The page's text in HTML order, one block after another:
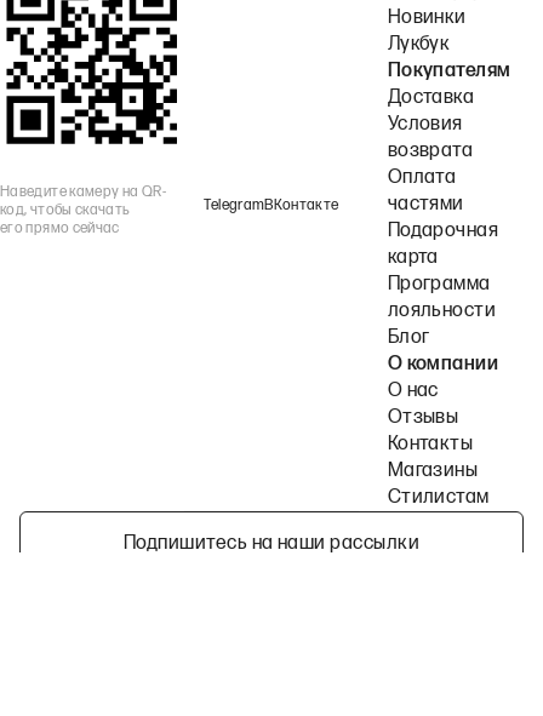
Наведите камеру на QR-
код, чтобы скачать
его прямо сейчас
TelegramВКонтакте
Новинки
Лукбук
Покупателям
Доставка
Условия
возврата
Оплата
частями
Подарочная
карта
Программа
лояльности
Блог
О компании
О нас
Отзывы
Контакты
Магазины
Стилистам
Подпишитесь на наши рассылки